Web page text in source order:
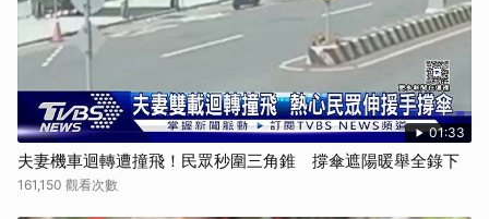
01:33
夫妻機車迴轉遭撞飛！民眾秒圍三角錐 撐傘遮陽暖舉全錄下
161,150 觀看次數